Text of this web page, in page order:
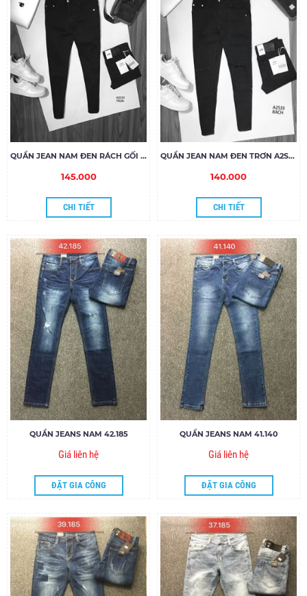
QUẦN JEAN NAM ĐEN RÁCH GỐI A2S33
145.000
CHI TIẾT
QUẦN JEAN NAM ĐEN TRƠN A2S33
140.000
CHI TIẾT
QUẦN JEANS NAM 42.185
Giá liên hệ
ĐẶT GIA CÔNG
QUẦN JEANS NAM 41.140
Giá liên hệ
ĐẶT GIA CÔNG